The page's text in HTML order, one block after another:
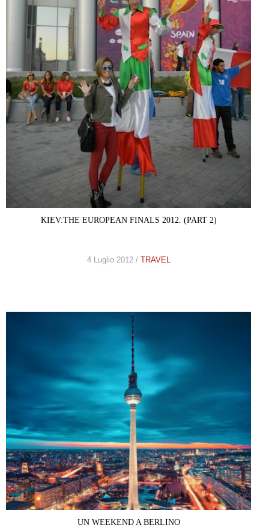
KIEV:THE EUROPEAN FINALS 2012. (PART 2)
4 Luglio 2012 / TRAVEL
UN WEEKEND A BERLINO